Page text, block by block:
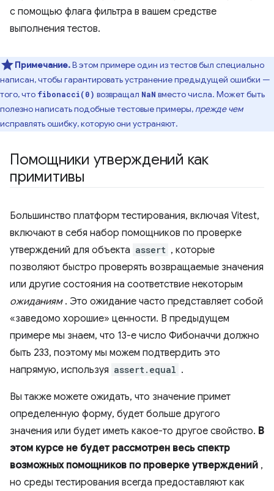
с помощью флага фильтра в вашем средстве
выполнения тестов.
Примечание.В этом примере один из тестов был специально
написан, чтобы гарантировать устранение предыдущей ошибки —
того, что fibonacci(0) возвращал NaN вместо числа. Может быть
полезно написать подобные тестовые примеры, прежде чем
исправлять ошибку, которую они устраняют.
Помощники утверждений как
примитивы
Большинство платформ тестирования, включая Vitest,
включают в себя набор помощников по проверке
утверждений для объекта assert , которые
позволяют быстро проверять возвращаемые значения
или другие состояния на соответствие некоторым
ожиданиям. Это ожидание часто представляет собой
«заведомо хорошие» ценности. В предыдущем
примере мы знаем, что 13-е число Фибоначчи должно
быть 233, поэтому мы можем подтвердить это
напрямую, используя assert.equal .
Вы также можете ожидать, что значение примет
определенную форму, будет больше другого
значения или будет иметь какое-то другое свойство. В
этом курсе не будет рассмотрен весь спектр
возможных помощников по проверке утверждений ,
но среды тестирования всегда предоставляют как